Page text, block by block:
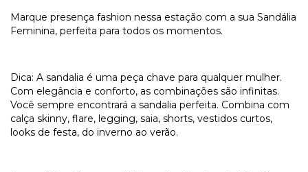
Marque presença fashion nessa estação com a sua Sandália
Feminina, perfeita para todos os momentos.
Dica: A sandalia é uma peça chave para qualquer mulher.
Com elegância e conforto, as combinações são infinitas.
Você sempre encontrará a sandalia perfeita. Combina com
calça skinny, flare, legging, saia, shorts, vestidos curtos,
looks de festa, do inverno ao verão.